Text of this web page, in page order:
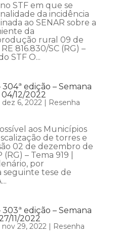
STF em que se
da incidência
ao SENAR sobre a
da
rural 09 de
816.830/SC (RG) –
STF O...
edição – Semana
04/12/2022
dez 6, 2022| Resenha
aos Municípios
de torres e
02 de dezembro de
– Tema 919 |
por
seguinte tese de
edição – Semana
11/2022
nov 29, 2022| Resenha